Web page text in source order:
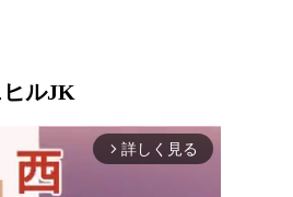
ヒルJK
arrow_forward_ios 詳しく見る